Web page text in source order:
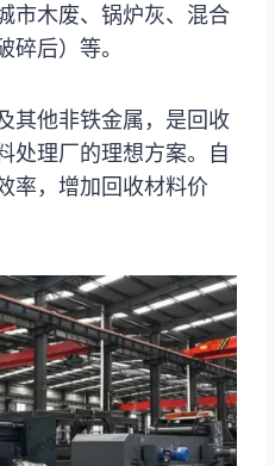
市木废、锅炉灰、混合
碎后）等。
其他非铁金属，是回收
处理厂的理想方案。自
率，增加回收材料价